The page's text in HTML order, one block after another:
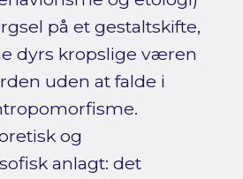
på et gestaltskifte,
dyrs kropslige væren
uden at falde i
og
anlagt: det